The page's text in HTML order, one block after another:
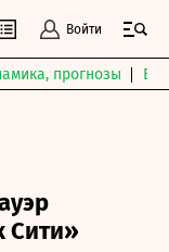
Войти
прогнозы
Сити»